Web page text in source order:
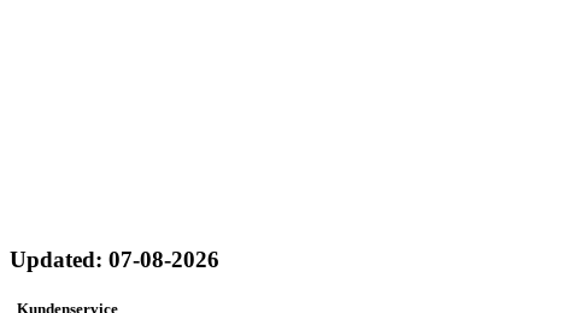
Updated: 07-08-2026
Kundenservice